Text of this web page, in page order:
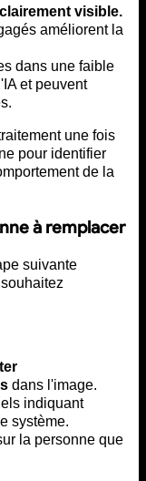
visible.
améliorent la
dans une faible
et peuvent
une fois
pour identifier
de la
à remplacer
suivante
dans l'image.
indiquant
système.
la personne que